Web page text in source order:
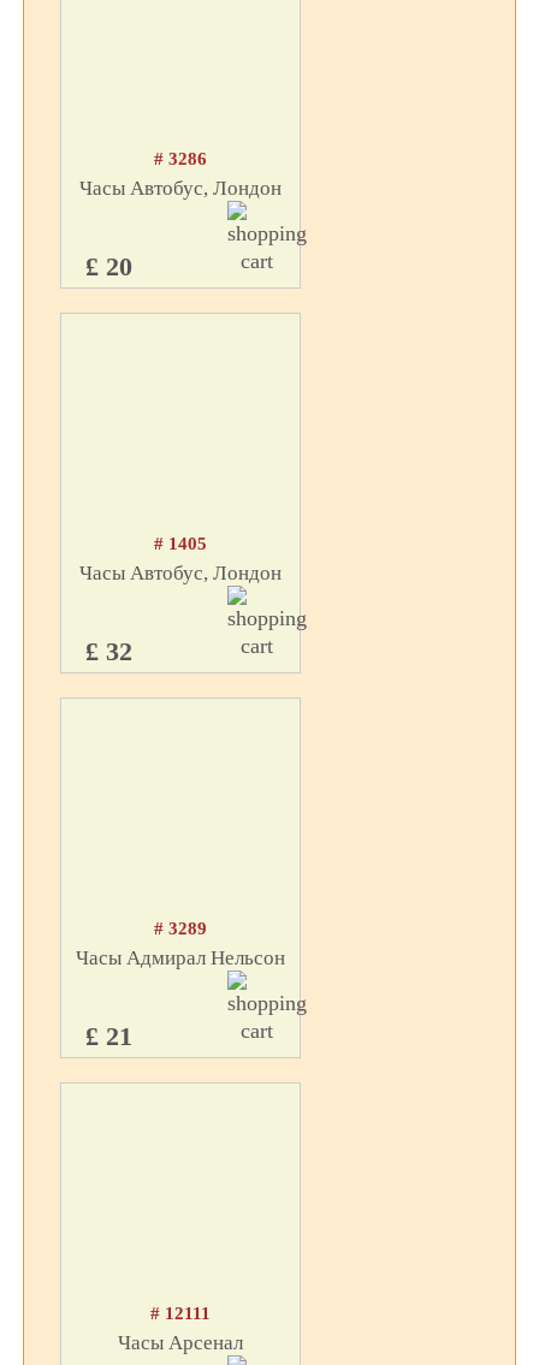
# 3286
Часы Автобус, Лондон
£ 20
# 1405
Часы Автобус, Лондон
£ 32
# 3289
Часы Адмирал Нельсон
£ 21
# 12111
Часы Арсенал